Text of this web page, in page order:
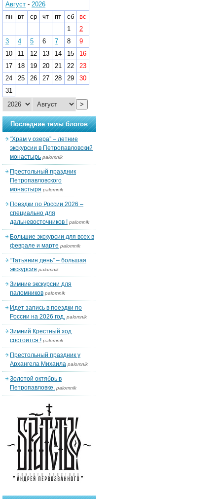
Август - 2026
пн
вт ср чт пт сб
вс
1
2
3
4 5 6 7 8
9
10
11 12 13 14 15
16
17
18 19 20 21 22
23
24
25 26 27 28 29
30
31
>
Последние темы блогов
“Храм у озера” – летние
экскурсии в Петропавловский
монастырь palomnik
Престольный праздник
Петропавловского
монастыря palomnik
Поездки по России 2026 –
специально для
дальневосточников ! palomnik
Большие экскурсии для всех в
феврале и марте palomnik
“Татьянин день” – большая
экскурсия palomnik
Зимние экскурсии для
паломников palomnik
Идет запись в поездки по
России на 2026 год. palomnik
Зимний Крестный ход
состоится ! palomnik
Престольный праздник у
Архангела Михаила palomnik
Золотой октябрь в
Петропавловке. palomnik